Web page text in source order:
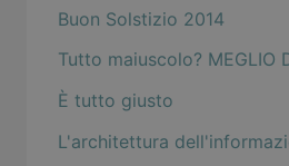
Buon Solstizio 2014
Tutto maiuscolo? MEGLIO
È tutto giusto
L'architettura